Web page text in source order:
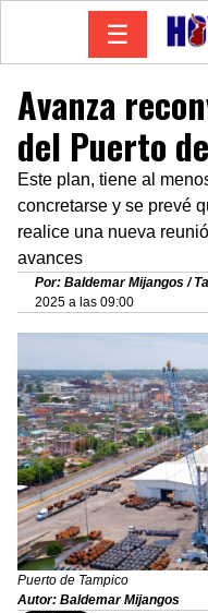
☰
Avanza
del Puerto
Este plan, tiene al
concretarse y se prevé
realice una nueva
avances
Por: Baldemar Mijangos /
2025 a las 09:00
Puerto de Tampico
Autor: Baldemar Mijangos